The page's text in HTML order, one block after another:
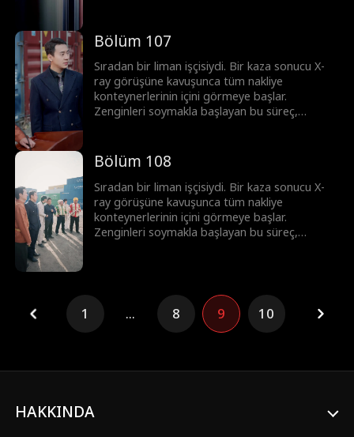
imparatorluğunu adım adım inşa ediyor. Bu
sadece şans değil; üstün görüş yeteneği ve
cesaretle yazılmış, sıfırdan zirveye uzanan bir
başarı öyküsü.
Bölüm 107
Sıradan bir liman işçisiydi. Bir kaza sonucu X-
ray görüşüne kavuşunca tüm nakliye
konteynerlerinin içini görmeye başlar.
Zenginleri soymakla başlayan bu süreç,
imparatorluğunu adım adım inşa ediyor. Bu
sadece şans değil; üstün görüş yeteneği ve
cesaretle yazılmış, sıfırdan zirveye uzanan bir
başarı öyküsü.
Bölüm 108
Sıradan bir liman işçisiydi. Bir kaza sonucu X-
ray görüşüne kavuşunca tüm nakliye
konteynerlerinin içini görmeye başlar.
Zenginleri soymakla başlayan bu süreç,
sadece şans değil; üstün görüş yeteneği ve
cesaretle yazılmış, sıfırdan zirveye uzanan bir
başarı öyküsü.
1 ... 8 9 10
HAKKINDA